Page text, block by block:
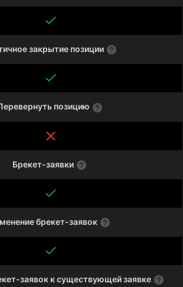
закрытие позиции
позицию
Брекет-заявки
брекет-заявок
заявок к существующей заявке